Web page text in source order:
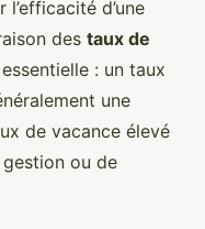
d’une
des taux de
: un taux
une
de vacance élevé
ou de